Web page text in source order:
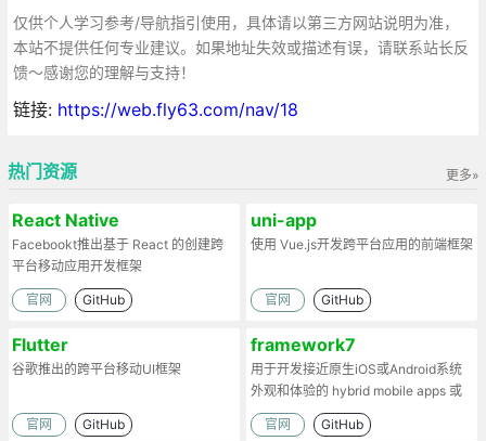
仅供个人学习参考/导航指引使用，具体请以第三方网站说明为准，
本站不提供任何专业建议。如果地址失效或描述有误，请联系站长反
馈～感谢您的理解与支持！
链接: https://web.fly63.com/nav/18
更多»
热门资源
React Native
Facebookt推出基于 React 的创建跨
平台移动应用开发框架
官网 GitHub
uni-app
使用 Vue.js开发跨平台应用的前端框架
官网 GitHub
Flutter
谷歌推出的跨平台移动UI框架
官网 GitHub
framework7
用于开发接近原生iOS或Android系统
外观和体验的 hybrid mobile apps 或
web apps
官网 GitHub